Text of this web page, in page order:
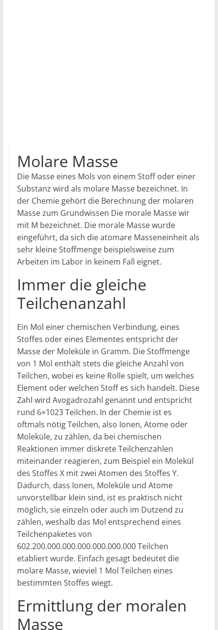
Molare Masse
Die Masse eines Mols von einem Stoff oder einer
Substanz wird als molare Masse bezeichnet. In
der Chemie gehört die Berechnung der molaren
Masse zum Grundwissen Die morale Masse wir
mit M bezeichnet. Die morale Masse wurde
eingeführt, da sich die atomare Masseneinheit als
sehr kleine Stoffmenge beispielsweise zum
Arbeiten im Labor in keinem Fall eignet.
Immer die gleiche
Teilchenanzahl
Ein Mol einer chemischen Verbindung, eines
Stoffes oder eines Elementes entspricht der
Masse der Moleküle in Gramm. Die Stoffmenge
von 1 Mol enthält stets die gleiche Anzahl von
Teilchen, wobei es keine Rolle spielt, um welches
Element oder welchen Stoff es sich handelt. Diese
Zahl wird Avogadrozahl genannt und entspricht
rund 6×1023 Teilchen. In der Chemie ist es
oftmals nötig Teilchen, also Ionen, Atome oder
Moleküle, zu zählen, da bei chemischen
Reaktionen immer diskrete Teilchenzahlen
miteinander reagieren, zum Beispiel ein Molekül
des Stoffes X mit zwei Atomen des Stoffes Y.
Dadurch, dass Ionen, Moleküle und Atome
unvorstellbar klein sind, ist es praktisch nicht
möglich, sie einzeln oder auch im Dutzend zu
zählen, weshalb das Mol entsprechend eines
Teilchenpaketes von
602.200.000.000.000.000.000.000 Teilchen
etabliert wurde. Einfach gesagt bedeutet die
molare Masse, wieviel 1 Mol Teilchen eines
bestimmten Stoffes wiegt.
Ermittlung der moralen
Masse